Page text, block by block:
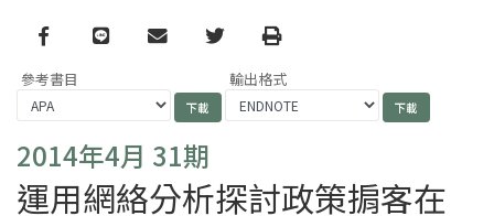
Facebook
line email TwitterPrint
參考書目 輸出格式
2014年4月 31期
運用網絡分析探討政策掮客在